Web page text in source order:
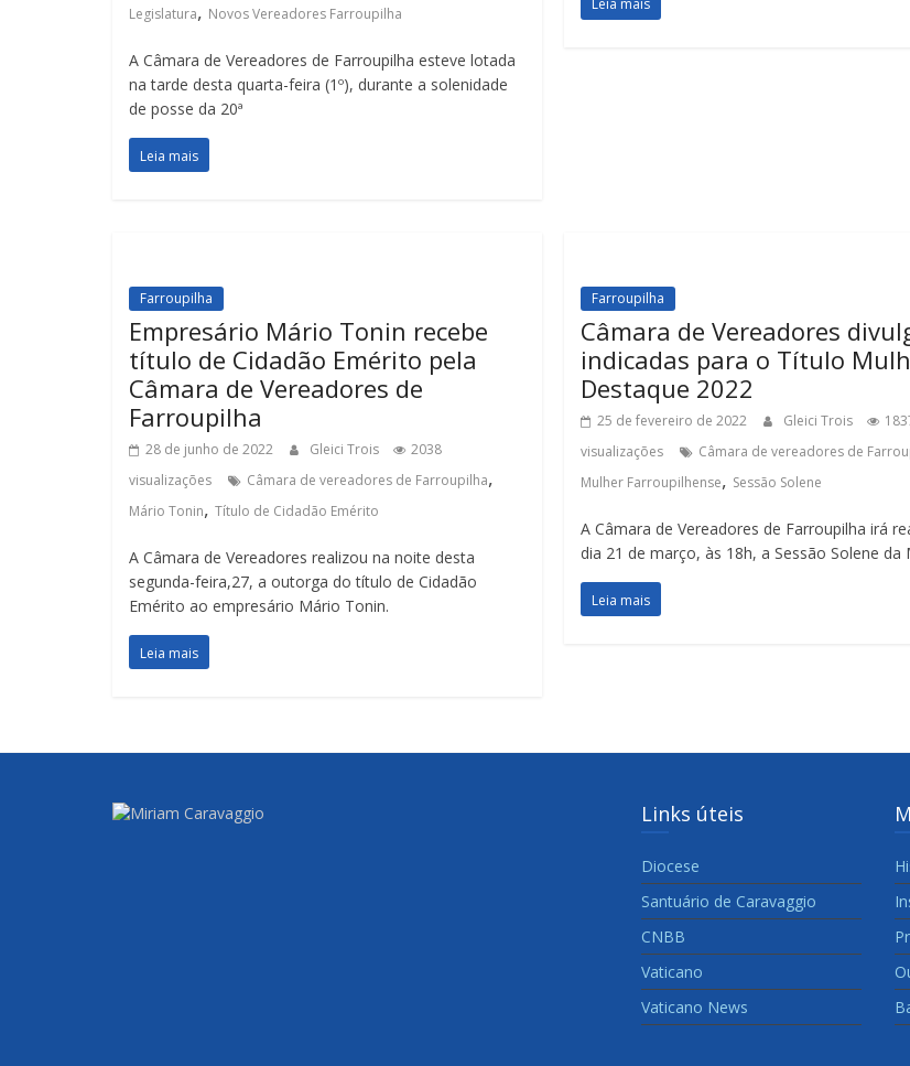
Legislatura, Novos Vereadores Farroupilha
A Câmara de Vereadores de Farroupilha esteve lotada
na tarde desta quarta-feira (1º), durante a solenidade
de posse da 20ª
Leia mais
Farroupilha
Empresário Mário Tonin recebe
título de Cidadão Emérito pela
Câmara de Vereadores de
Farroupilha
28 de junho de 2022 Gleici Trois
2038
visualizações
Câmara de vereadores de Farroupilha,
Mário Tonin, Título de Cidadão Emérito
A Câmara de Vereadores realizou na noite desta
segunda-feira,27, a outorga do título de Cidadão
Emérito ao empresário Mário Tonin.
Leia mais
Farroupilha
Câmara de Vereadores
indicadas para o Título
Destaque 2022
25 de fevereiro de 2022 Gleici Trois
visualizações
Câmara de vereadores de
Mulher Farroupilhense, Sessão Solene
A Câmara de Vereadores de Farroupilha irá
dia 21 de março, às 18h, a Sessão Solene da
Leia mais
Links úteis
Diocese
Santuário de Caravaggio
CNBB
Vaticano
Vaticano News